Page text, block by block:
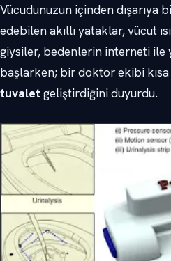
Vücudunuzun içinden dışarıya
edebilen akıllı yataklar, vücut
giysiler, bedenlerin interneti ile
başlarken; bir doktor ekibi kısa
tuvalet geliştirdiğini duyurdu.